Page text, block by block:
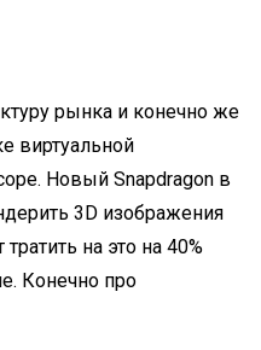
рынка и конечно же
виртуальной
Новый Snapdragon в
3D изображения
на это на 40%
Конечно про